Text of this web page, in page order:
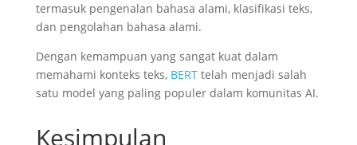
termasuk pengenalan bahasa alami, klasifikasi teks,
dan pengolahan bahasa alami.
Dengan kemampuan yang sangat kuat dalam
memahami konteks teks, BERT telah menjadi salah
satu model yang paling populer dalam komunitas AI.
Kesimpulan